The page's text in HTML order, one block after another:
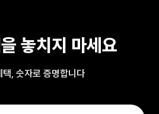
놓치지 마세요
택, 숫자로 증명합니다